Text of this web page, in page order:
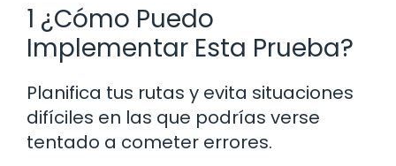
1 ¿Cómo Puedo
Implementar Esta Prueba?
Planifica tus rutas y evita situaciones
difíciles en las que podrías verse
tentado a cometer errores.